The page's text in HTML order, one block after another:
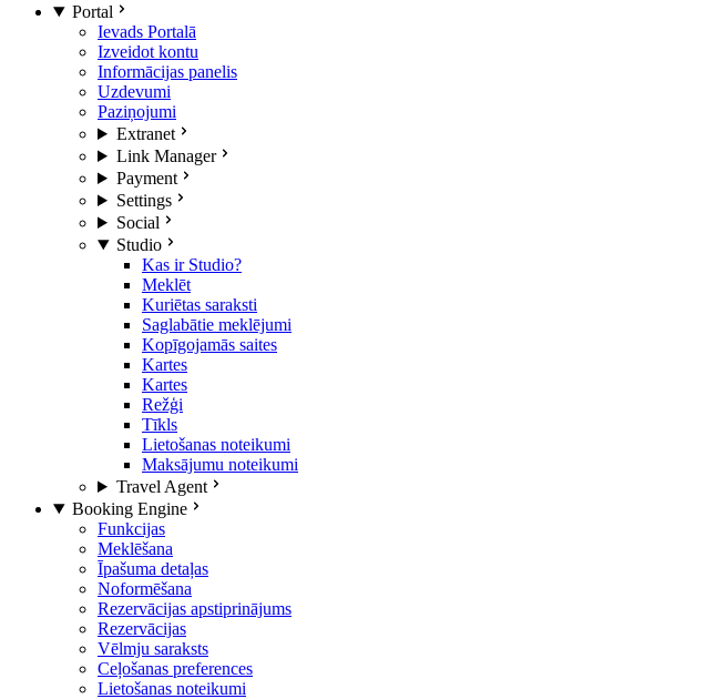
Portal
Ievads Portalā
Izveidot kontu
Informācijas panelis
Uzdevumi
Paziņojumi
Extranet
Link Manager
Payment
Settings
Social
Studio
Kas ir Studio?
Meklēt
Kuriētas saraksti
Saglabātie meklējumi
Kopīgojamās saites
Kartes
Kartes
Režģi
Tīkls
Lietošanas noteikumi
Maksājumu noteikumi
Travel Agent
Booking Engine
Funkcijas
Meklēšana
Īpašuma detaļas
Noformēšana
Rezervācijas apstiprinājums
Rezervācijas
Vēlmju saraksts
Ceļošanas preferences
Lietošanas noteikumi